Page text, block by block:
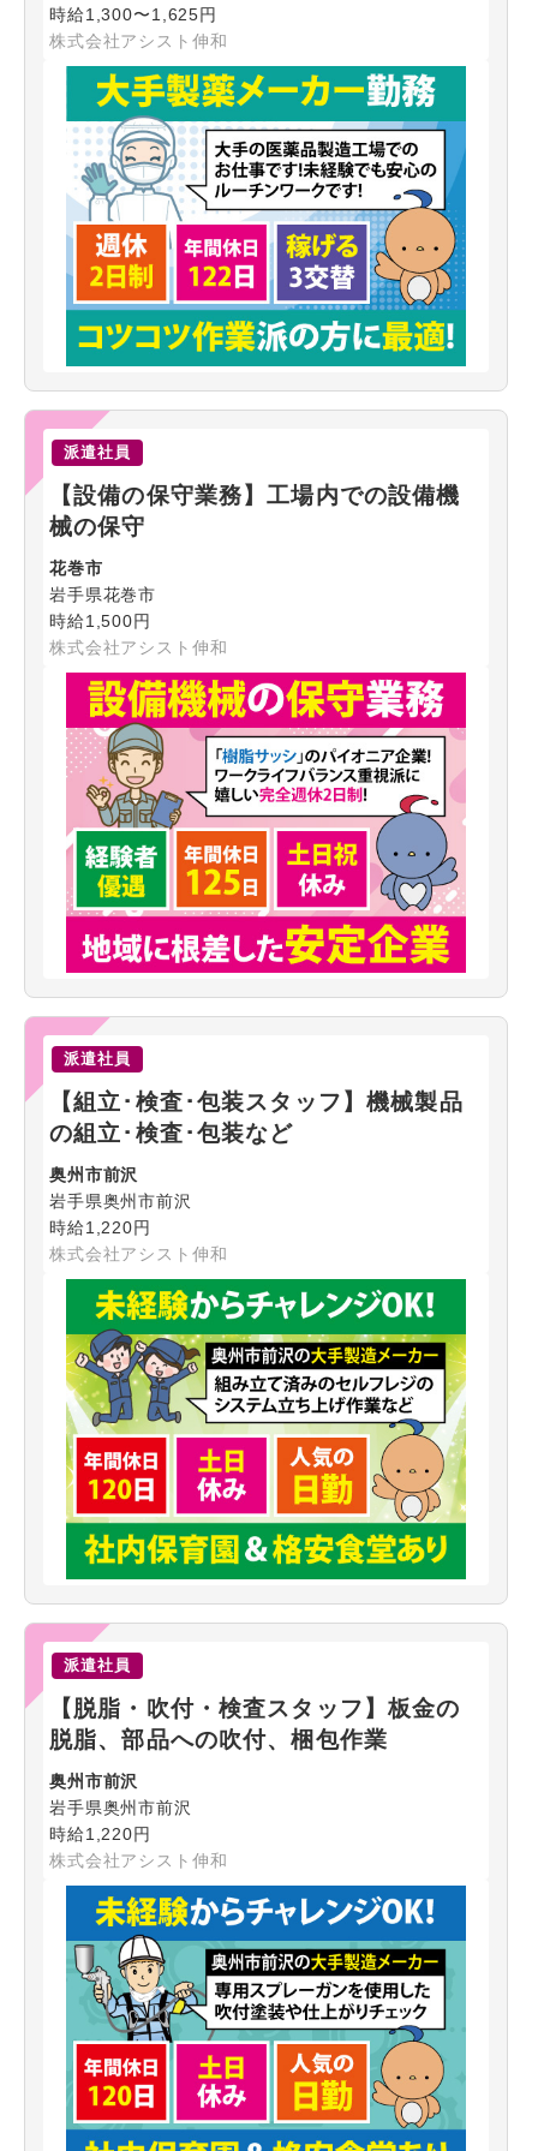
時給1,300〜1,625円
株式会社アシスト伸和
派遣社員
【設備の保守業務】工場内での設備機
械の保守
花巻市
岩手県花巻市
時給1,500円
株式会社アシスト伸和
派遣社員
【組立･検査･包装スタッフ】機械製品
の組立･検査･包装など
奥州市前沢
岩手県奥州市前沢
時給1,220円
株式会社アシスト伸和
派遣社員
【脱脂・吹付・検査スタッフ】板金の
脱脂、部品への吹付、梱包作業
奥州市前沢
岩手県奥州市前沢
時給1,220円
株式会社アシスト伸和